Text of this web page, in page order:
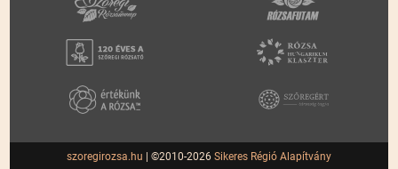
szoregirozsa.hu | ©2010-2026 Sikeres Régió Alapítvány